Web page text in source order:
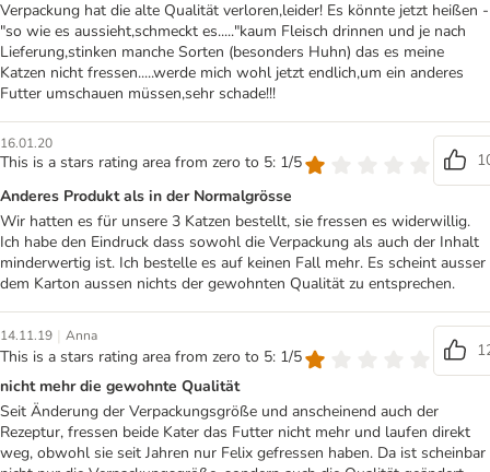
Verpackung hat die alte Qualität verloren,leider! Es könnte jetzt heißen -
"so wie es aussieht,schmeckt es....."kaum Fleisch drinnen und je nach
Lieferung,stinken manche Sorten (besonders Huhn) das es meine
Katzen nicht fressen.....werde mich wohl jetzt endlich,um ein anderes
Futter umschauen müssen,sehr schade!!!
16.01.20
This is a stars rating area from zero to 5: 1/5
Anderes Produkt als in der Normalgrösse
Wir hatten es für unsere 3 Katzen bestellt, sie fressen es widerwillig.
Ich habe den Eindruck dass sowohl die Verpackung als auch der Inhalt
minderwertig ist. Ich bestelle es auf keinen Fall mehr. Es scheint ausser
dem Karton aussen nichts der gewohnten Qualität zu entsprechen.
14.11.19 | Anna
This is a stars rating area from zero to 5: 1/5
nicht mehr die gewohnte Qualität
Seit Änderung der Verpackungsgröße und anscheinend auch der
Rezeptur, fressen beide Kater das Futter nicht mehr und laufen direkt
weg, obwohl sie seit Jahren nur Felix gefressen haben. Da ist scheinbar